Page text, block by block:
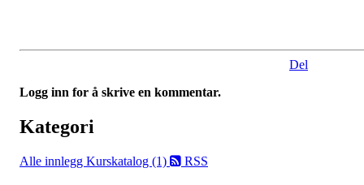
Del
Logg inn for å skrive en kommentar.
Kategori
Alle innlegg Kurskatalog (1) RSS